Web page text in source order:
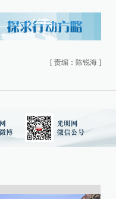
[ 责编：陈锐海 ]